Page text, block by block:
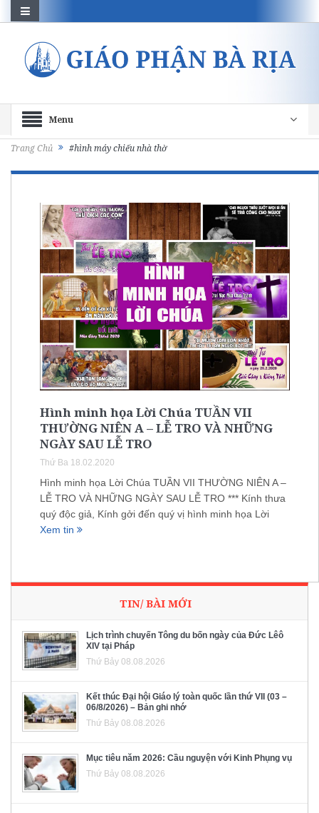
Menu
Trang Chủ #hình máy chiếu nhà thờ
Hình minh họa Lời Chúa TUẦN VII
THƯỜNG NIÊN A – LỄ TRO VÀ NHỮNG
NGÀY SAU LỄ TRO
Thứ Ba 18.02.2020
Hình minh họa Lời Chúa TUẦN VII THƯỜNG NIÊN A –
LỄ TRO VÀ NHỮNG NGÀY SAU LỄ TRO *** Kính thưa
quý độc giả, Kính gởi đến quý vị hình minh họa Lời
Xem tin
TIN/ BÀI MỚI
Lịch trình chuyến Tông du bốn ngày của Đức Lêô
XIV tại Pháp
Thứ Bảy 08.08.2026
Kết thúc Đại hội Giáo lý toàn quốc lần thứ VII (03 –
06/8/2026) – Bản ghi nhớ
Thứ Bảy 08.08.2026
Mục tiêu năm 2026: Cầu nguyện với Kinh Phụng vụ
Thứ Bảy 08.08.2026